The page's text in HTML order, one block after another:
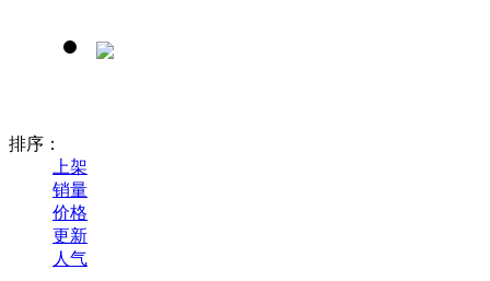
排序：
上架
销量
价格
更新
人气